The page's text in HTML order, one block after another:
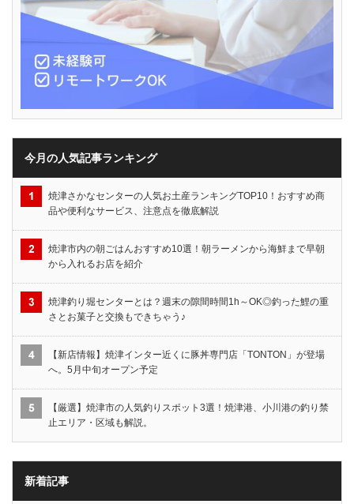
今月の人気記事ランキング
焼津さかなセンターの人気お土産ランキングTOP10！おすすめ商
品や便利なサービス、注意点を徹底解説
焼津市内の朝ごはんおすすめ10選！朝ラーメンから海鮮まで早朝
から入れるお店を紹介
焼津釣り堀センターとは？週末の隙間時間1h～OK◎釣った鯉の重
さとお菓子と交換もできちゃう♪
【新店情報】焼津インター近くに豚丼専門店「TONTON」が登場
へ。5月中旬オープン予定
【厳選】焼津市の人気釣りスポット3選！焼津港、小川港の釣り禁
止エリア・区域も解説。
新着記事